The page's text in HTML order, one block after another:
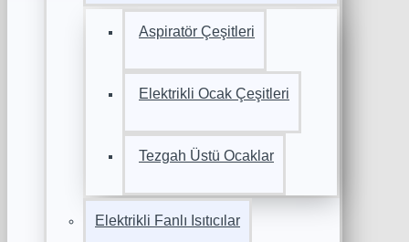
Aspiratör Çeşitleri
Elektrikli Ocak Çeşitleri
Tezgah Üstü Ocaklar
Elektrikli Fanlı Isıtıcılar